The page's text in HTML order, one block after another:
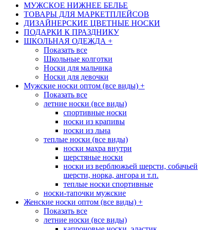
МУЖСКОЕ НИЖНЕЕ БЕЛЬЕ
ТОВАРЫ ДЛЯ МАРКЕТПЛЕЙСОВ
ДИЗАЙНЕРСКИЕ ЦВЕТНЫЕ НОСКИ
ПОДАРКИ К ПРАЗДНИКУ
ШКОЛЬНАЯ ОДЕЖДА +
Показать все
Школьные колготки
Носки для мальчика
Носки для девочки
Мужские носки оптом (все виды) +
Показать все
летние носки (все виды)
спортивные носки
носки из крапивы
носки из льна
теплые носки (все виды)
носки махра внутри
шерстяные носки
носки из верблюжьей шерсти, собачьей
шерсти, норка, ангора и т.п.
теплые носки спортивные
носки-тапочки мужские
Женские носки оптом (все виды) +
Показать все
летние носки (все виды)